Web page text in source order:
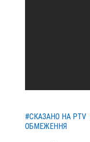
#СКАЗАНО НА PTV
ОБМЕЖЕННЯ